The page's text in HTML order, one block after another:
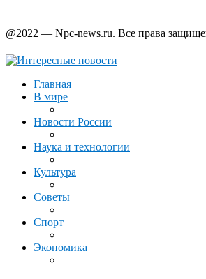
@2022 — Npc-news.ru. Все права
Главная
В мире
Новости России
Наука и технологии
Культура
Советы
Спорт
Экономика